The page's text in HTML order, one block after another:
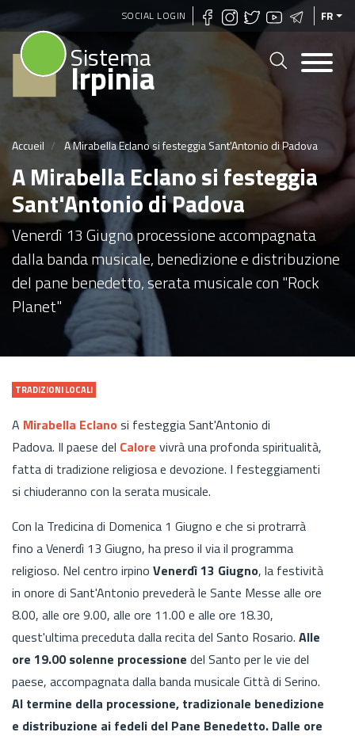
Aller
au
principal
SOCIAL LOGIN FR
Sistema
Irpinia
Accueil A Mirabella Eclano si festeggia Sant'Antonio di Padova
A Mirabella Eclano si festeggia
Sant'Antonio di Padova
Venerdì 13 Giugno processione accompagnata
dalla banda musicale, benedizione e distribuzione
del pane benedetto, serata musicale con "Rock
Planet"
TRADIZIONI LOCALI
A Mirabella Eclano si festeggia Sant'Antonio di
Padova. Il paese del Calore vivrà una profonda spiritualità,
fatta di tradizione religiosa e devozione. I festeggiamenti
si chiuderanno con la serata musicale.
Con la Tredicina di Domenica 1 Giugno e che si protrarrà
fino a Venerdì 13 Giugno, ha preso il via il programma
religioso. Nel centro irpino Venerdì 13 Giugno, la festività
in onore di Sant'Antonio prevederà le Sante Messe alle ore
8.00, alle ore 9.00, alle ore 11.00 e alle ore 18.30,
quest'ultima preceduta dalla recita del Santo Rosario. Alle
ore 19.00 solenne processione del Santo per le vie del
paese, accompagnata dalla banda musicale Città di Serino.
Al termine della processione, tradizionale benedizione
e distribuzione ai fedeli del Pane Benedetto. Dalle ore